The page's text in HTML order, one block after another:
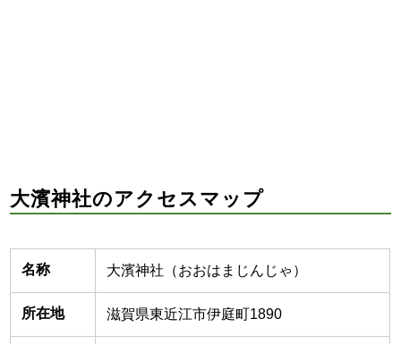
大濱神社のアクセスマップ
名称 大濱神社（おおはまじんじゃ）
所在地 滋賀県東近江市伊庭町1890